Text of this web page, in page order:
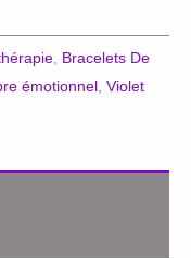
Bracelets De
émotionnel Violet